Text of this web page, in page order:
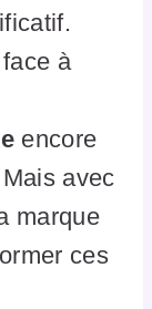
à
encore
avec
marque
ces